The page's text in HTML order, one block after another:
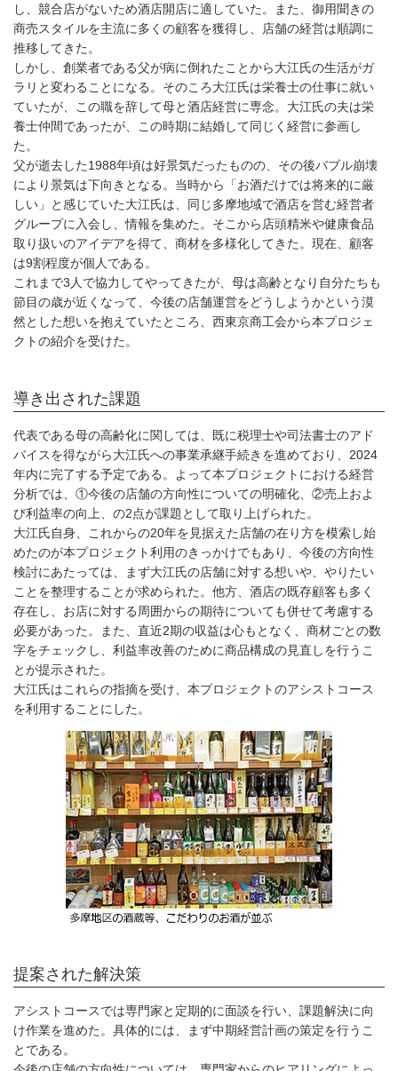
し、競合店がないため酒店開店に適していた。また、御用聞きの
商売スタイルを主流に多くの顧客を獲得し、店舗の経営は順調に
推移してきた。
しかし、創業者である父が病に倒れたことから大江氏の生活がガ
ラリと変わることになる。そのころ大江氏は栄養士の仕事に就い
ていたが、この職を辞して母と酒店経営に専念。大江氏の夫は栄
養士仲間であったが、この時期に結婚して同じく経営に参画し
た。
父が逝去した1988年頃は好景気だったものの、その後バブル崩壊
により景気は下向きとなる。当時から「お酒だけでは将来的に厳
しい」と感じていた大江氏は、同じ多摩地域で酒店を営む経営者
グループに入会し、情報を集めた。そこから店頭精米や健康食品
取り扱いのアイデアを得て、商材を多様化してきた。現在、顧客
は9割程度が個人である。
これまで3人で協力してやってきたが、母は高齢となり自分たちも
節目の歳が近くなって、今後の店舗運営をどうしようかという漠
然とした想いを抱えていたところ、西東京商工会から本プロジェ
クトの紹介を受けた。
導き出された課題
代表である母の高齢化に関しては、既に税理士や司法書士のアド
バイスを得ながら大江氏への事業承継手続きを進めており、2024
年内に完了する予定である。よって本プロジェクトにおける経営
分析では、①今後の店舗の方向性についての明確化、②売上およ
び利益率の向上、の2点が課題として取り上げられた。
大江氏自身、これからの20年を見据えた店舗の在り方を模索し始
めたのが本プロジェクト利用のきっかけでもあり、今後の方向性
検討にあたっては、まず大江氏の店舗に対する想いや、やりたい
ことを整理することが求められた。他方、酒店の既存顧客も多く
存在し、お店に対する周囲からの期待についても併せて考慮する
必要があった。また、直近2期の収益は心もとなく、商材ごとの数
字をチェックし、利益率改善のために商品構成の見直しを行うこ
とが提示された。
大江氏はこれらの指摘を受け、本プロジェクトのアシストコース
を利用することにした。
提案された解決策
アシストコースでは専門家と定期的に面談を行い、課題解決に向
け作業を進めた。具体的には、まず中期経営計画の策定を行うこ
とである。